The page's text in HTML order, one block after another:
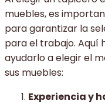
muebles, es
para garantizar la
para el trabajo. Aquí
ayudarlo a elegir el
sus muebles:
Experiencia y